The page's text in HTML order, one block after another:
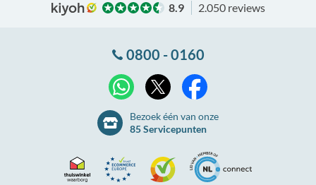
8.9 2.050 reviews
0800 - 0160
WhatsApp
Bezoek één van onze
85 Servicepunten